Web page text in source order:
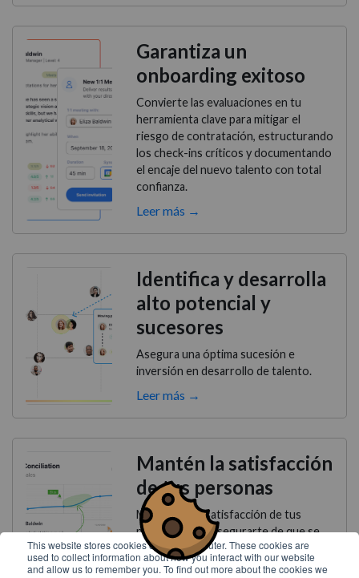
This website stores cookies on your computer. These cookies are
used to collect information about how you interact with our website
and allow us to remember you. To find out more about the cookies we
Garantiza un
onboarding exitoso
Convierte las evaluaciones en tu
herramienta clave para mitigar el
riesgo de contratación, estructurando
los check-ins críticos y documentando
el encaje del nuevo talento con total
confianza.
Leer más →
Identifica y desarrolla
alto potencial y
sucesores
Asegura una óptima sucesión e
inversión en desarrollo de talento.
Leer más →
Mantén la satisfacción
de tus personas
Monitoriza la satisfacción de tus
personas para asegurarte de que se
mantiene lo más alta posible a lo largo
del tiempo.